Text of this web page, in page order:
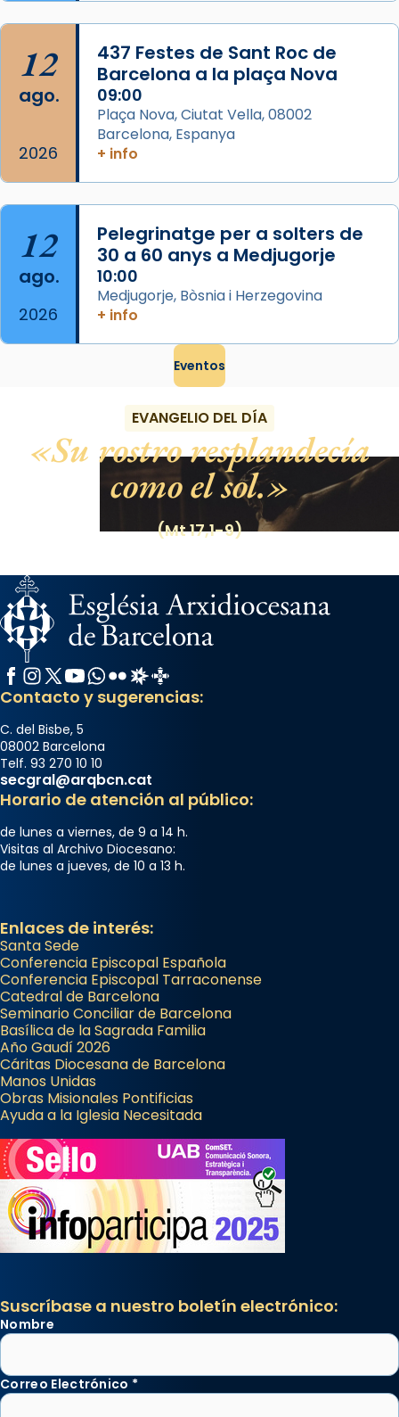
View on Facebook · Share
12
ago.
2026
437 Festes de Sant Roc de
Barcelona a la plaça Nova
09:00
Plaça Nova, Ciutat Vella, 08002
Barcelona, Espanya
+ info
12
ago.
2026
Pelegrinatge per a solters de
30 a 60 anys a Medjugorje
10:00
Medjugorje, Bòsnia i Herzegovina
+ info
Eventos
EVANGELIO DEL DÍA
Su rostro resplandecía
como el sol.
(Mt 17,1-9)
Facebook
Instagram
X / Twitter
YouTube
WhatsApp
FlickrRadio Estel
Catalunya Cristiana
Contacto y sugerencias:
C. del Bisbe, 5
08002 Barcelona
Telf. 93 270 10 10
secgral@arqbcn.cat
Horario de atención al público:
de lunes a viernes, de 9 a 14 h.
Visitas al Archivo Diocesano:
de lunes a jueves, de 10 a 13 h.
Enlaces de interés:
Santa Sede
Conferencia Episcopal Española
Conferencia Episcopal Tarraconense
Catedral de Barcelona
Seminario Conciliar de Barcelona
Basílica de la Sagrada Familia
Año Gaudí 2026
Cáritas Diocesana de Barcelona
Manos Unidas
Obras Misionales Pontificias
Ayuda a la Iglesia Necesitada
Suscríbase a nuestro boletín electrónico:
Nombre
Correo Electrónico *